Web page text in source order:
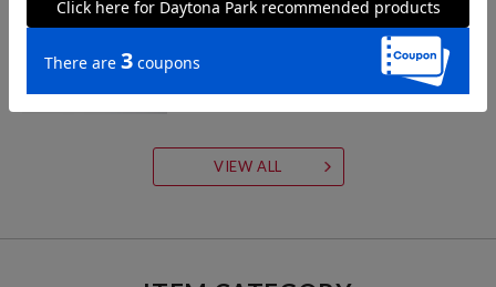
VIEW ALL